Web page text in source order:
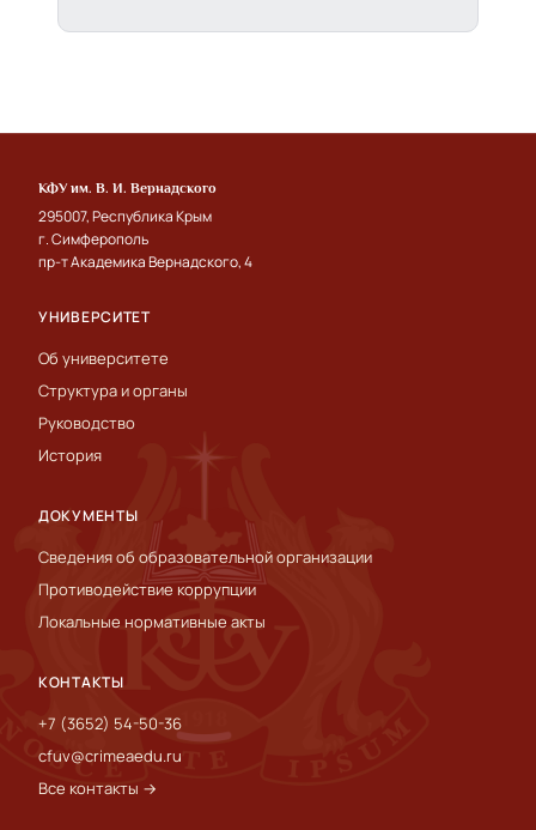
КФУ им. В. И. Вернадского
295007, Республика Крым
г. Симферополь
пр-т Академика Вернадского, 4
УНИВЕРСИТЕТ
Об университете
Структура и органы
Руководство
История
ДОКУМЕНТЫ
Сведения об образовательной организации
Противодействие коррупции
Локальные нормативные акты
КОНТАКТЫ
+7 (3652) 54-50-36
cfuv@crimeaedu.ru
Все контакты →